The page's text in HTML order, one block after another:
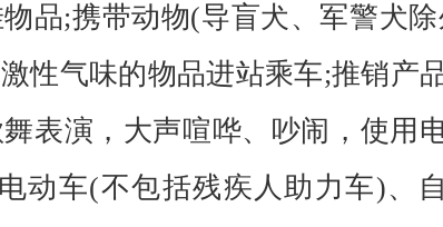
品;携带动物(导盲犬、军警犬
性气味的物品进站乘车;推销产
表演，大声喧哗、吵闹，使用
动车(不包括残疾人助力车)、